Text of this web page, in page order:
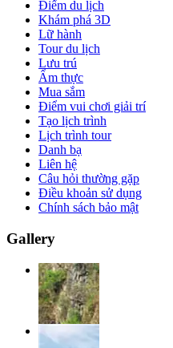
Điểm du lịch
Khám phá 3D
Lữ hành
Tour du lịch
Lưu trú
Ẩm thực
Mua sắm
Điểm vui chơi giải trí
Tạo lịch trình
Lịch trình tour
Danh bạ
Liên hệ
Câu hỏi thường gặp
Điều khoản sử dụng
Chính sách bảo mật
Gallery